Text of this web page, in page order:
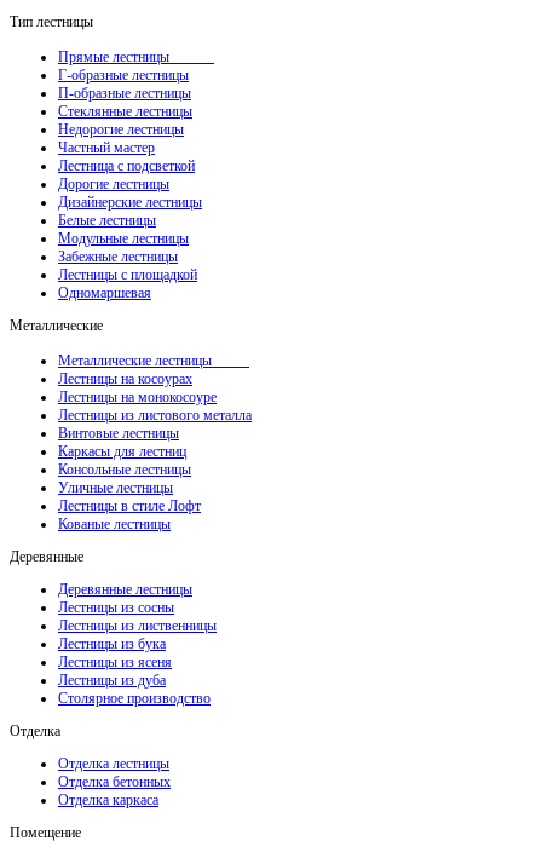
Тип лестницы
Прямые лестницы
Г-образные лестницы
П-образные лестницы
Стеклянные лестницы
Недорогие лестницы
Частный мастер
Лестница с подсветкой
Дорогие лестницы
Дизайнерские лестницы
Белые лестницы
Модульные лестницы
Забежные лестницы
Лестницы с площадкой
Одномаршевая
Металлические
Металлические лестницы
Лестницы на косоурах
Лестницы на монокосоуре
Лестницы из листового металла
Винтовые лестницы
Каркасы для лестниц
Консольные лестницы
Уличные лестницы
Лестницы в стиле Лофт
Кованые лестницы
Деревянные
Деревянные лестницы
Лестницы из сосны
Лестницы из лиственницы
Лестницы из бука
Лестницы из ясеня
Лестницы из дуба
Столярное производство
Отделка
Отделка лестницы
Отделка бетонных
Отделка каркаса
Помещение